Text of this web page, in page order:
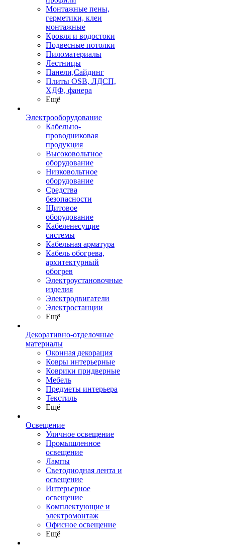
Монтажные пены,
герметики, клеи
монтажные
Кровля и водостоки
Подвесные потолки
Пиломатериалы
Лестницы
Панели,Сайдинг
Плиты OSB, ЛДСП,
ХДФ, фанера
Ещё
Электрооборудование
Кабельно-
проводниковая
продукция
Высоковольтное
оборудование
Низковольтное
оборудование
Средства
безопасности
Щитовое
оборудование
Кабеленесущие
системы
Кабельная арматура
Кабель обогрева,
архитектурный
обогрев
Электроустановочные
изделия
Электродвигатели
Электростанции
Ещё
Декоративно-отделочные
материалы
Оконная декорация
Ковры интерьерные
Коврики придверные
Мебель
Предметы интерьера
Текстиль
Ещё
Освещение
Уличное освещение
Промышленное
освещение
Лампы
Светодиодная лента и
освещение
Интерьерное
освещение
Комплектующие и
электромонтаж
Офисное освещение
Ещё